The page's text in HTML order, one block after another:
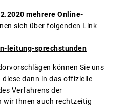
mehrere Online-
sich über folgenden Link
leitung-sprechstunden
können Sie uns
dann in das offizielle
Verfahrens der
wir Ihnen auch rechtzeitig